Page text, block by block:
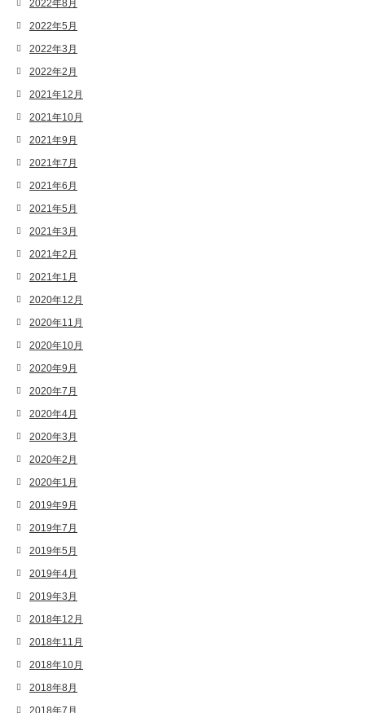
2022年8月
2022年5月
2022年3月
2022年2月
2021年12月
2021年10月
2021年9月
2021年7月
2021年6月
2021年5月
2021年3月
2021年2月
2021年1月
2020年12月
2020年11月
2020年10月
2020年9月
2020年7月
2020年4月
2020年3月
2020年2月
2020年1月
2019年9月
2019年7月
2019年5月
2019年4月
2019年3月
2018年12月
2018年11月
2018年10月
2018年8月